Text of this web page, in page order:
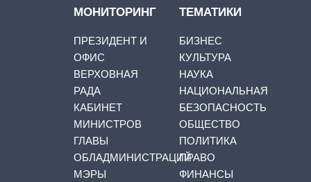
МОНИТОРИНГ
ПРЕЗИДЕНТ И
ОФИС
ВЕРХОВНАЯ
РАДА
КАБИНЕТ
МИНИСТРОВ
ГЛАВЫ
ОБЛАДМИНИСТРАЦИЙ
МЭРЫ
ТЕМАТИКИ
БИЗНЕС
КУЛЬТУРА
НАУКА
НАЦИОНАЛЬНАЯ
БЕЗОПАСНОСТЬ
ОБЩЕСТВО
ПОЛИТИКА
ПРАВО
ФИНАНСЫ